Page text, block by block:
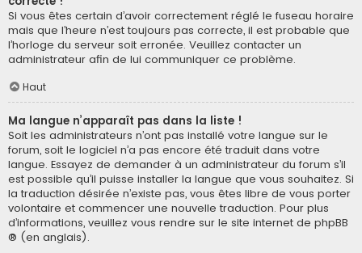
Si vous êtes certain d’avoir correctement réglé le fuseau horaire
mais que l’heure n’est toujours pas correcte, il est probable que
l’horloge du serveur soit erronée. Veuillez contacter un
administrateur afin de lui communiquer ce problème.
Haut
Ma langue n’apparaît pas dans la liste !
Soit les administrateurs n’ont pas installé votre langue sur le
forum, soit le logiciel n’a pas encore été traduit dans votre
langue. Essayez de demander à un administrateur du forum s’il
est possible qu’il puisse installer la langue que vous souhaitez. Si
la traduction désirée n’existe pas, vous êtes libre de vous porter
volontaire et commencer une nouvelle traduction. Pour plus
d’informations, veuillez vous rendre sur le site internet de phpBB
® (en anglais).